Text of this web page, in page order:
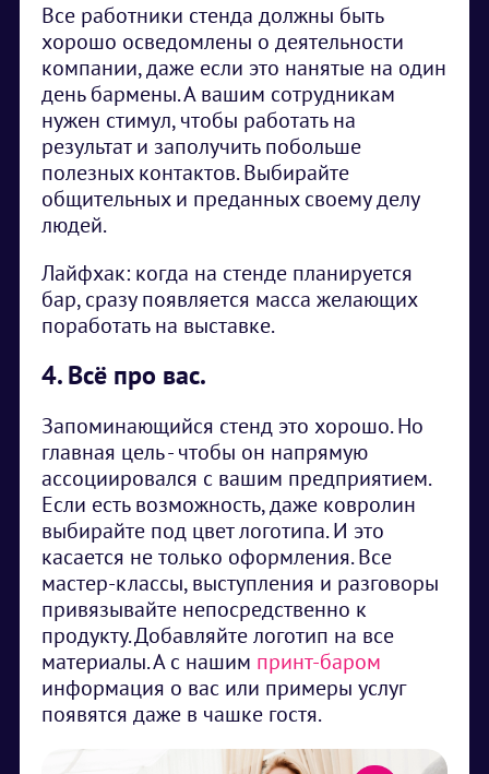
Все работники стенда должны быть
хорошо осведомлены о деятельности
компании, даже если это нанятые на один
день бармены. А вашим сотрудникам
нужен стимул, чтобы работать на
результат и заполучить побольше
полезных контактов. Выбирайте
общительных и преданных своему делу
людей.
Лайфхак: когда на стенде планируется
бар, сразу появляется масса желающих
поработать на выставке.
4. Всё про вас.
Запоминающийся стенд это хорошо. Но
главная цель - чтобы он напрямую
ассоциировался с вашим предприятием.
Если есть возможность, даже ковролин
выбирайте под цвет логотипа. И это
касается не только оформления. Все
мастер-классы, выступления и разговоры
привязывайте непосредственно к
продукту. Добавляйте логотип на все
материалы. А с нашим принт-баром
информация о вас или примеры услуг
появятся даже в чашке гостя.